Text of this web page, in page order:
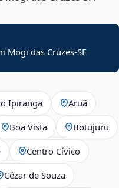
Mogi das Cruzes-SE
Ipiranga Aruã
Boa Vista Botujuru
Centro Cívico
Cézar de Souza